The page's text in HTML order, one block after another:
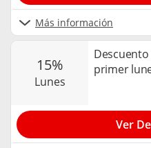
Más información
15%
lunes
Descuento
primer
Ver